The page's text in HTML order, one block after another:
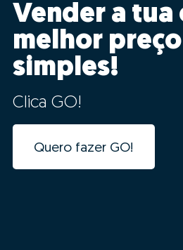
Vender a tua
melhor
simples!
Clica GO!
Quero fazer GO!